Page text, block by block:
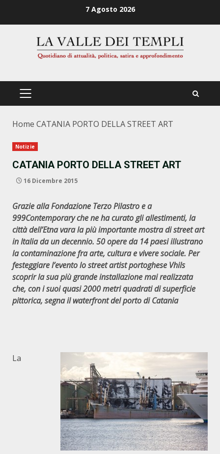
7 Agosto 2026
PRIMÄRES
Home CATANIA PORTO DELLA STREET ART
Notizie
CATANIA PORTO DELLA STREET ART
16 Dicembre 2015
Grazie alla Fondazione Terzo Pilastro e a
999Contemporary che ne ha curato gli allestimenti, la
città dell’Etna vara la più importante mostra di street art
in Italia da un decennio. 50 opere da 14 paesi illustrano
la contaminazione fra arte, cultura e vivere sociale. Per
festeggiare l’evento lo street artist portoghese Vhils
scoprir la sua più grande installazione mai realizzata
che, con i suoi quasi 2000 metri quadrati di superficie
pittorica, segna il waterfront del porto di Catania
La